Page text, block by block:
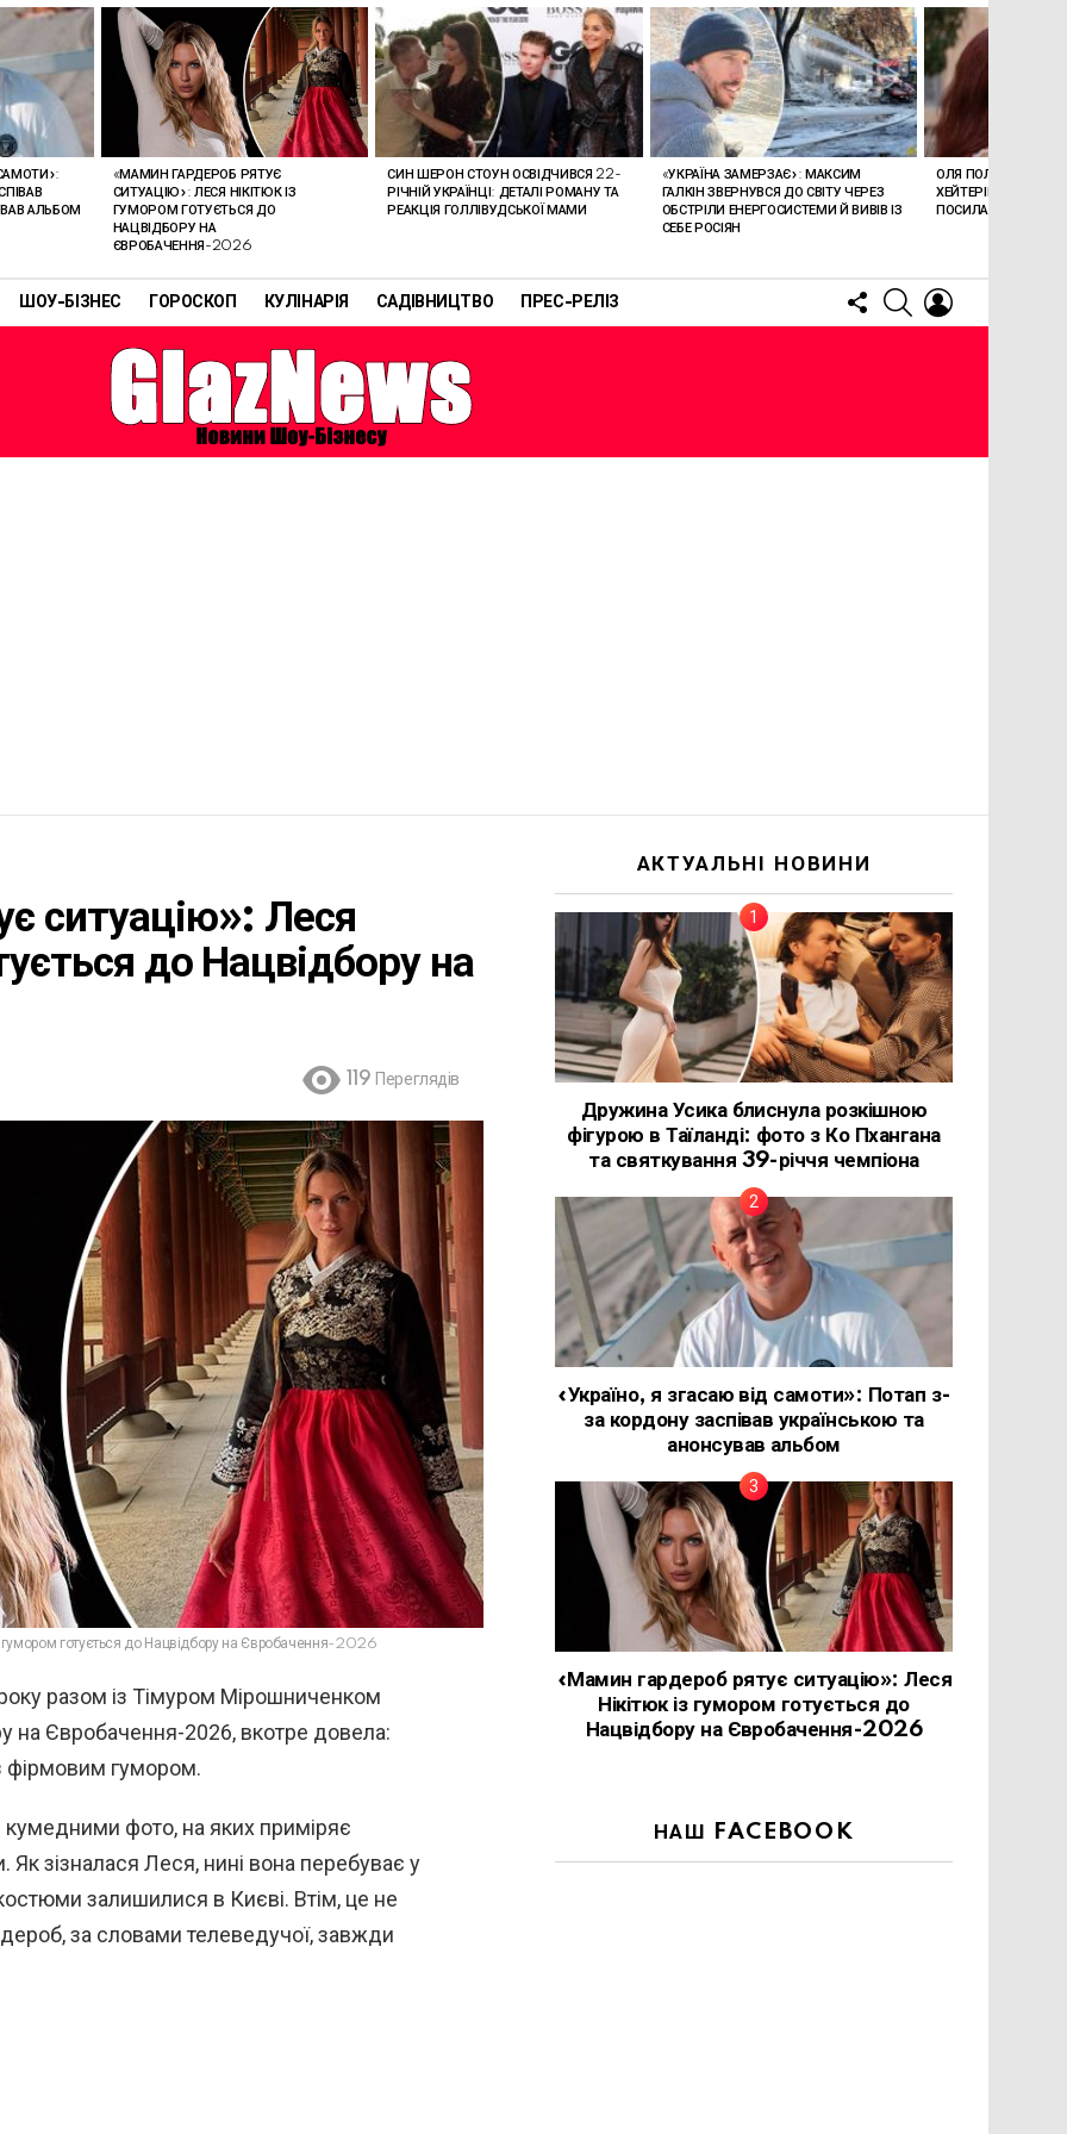
ШОУ-БІЗНЕС ГОРОСКОП КУЛІНАРІЯ САДІВНИЦТВО ПРЕС-РЕЛІЗ
FOLLOW
US
SEARCH
АЛЬБОМ
«МАМИН ГАРДЕРОБ РЯТУЄ
СИТУАЦІЮ»: ЛЕСЯ НІКІТЮК ІЗ
ГУМОРОМ ГОТУЄТЬСЯ ДО
НАЦВІДБОРУ НА
ЄВРОБАЧЕННЯ-2026
СИН ШЕРОН СТОУН ОСВІДЧИВСЯ 22-
РІЧНІЙ УКРАЇНЦІ: ДЕТАЛІ РОМАНУ ТА
РЕАКЦІЯ ГОЛЛІВУДСЬКОЇ МАМИ
«УКРАЇНА ЗАМЕРЗАЄ»: МАКСИМ
ГАЛКІН ЗВЕРНУВСЯ ДО СВІТУ ЧЕРЕЗ
ОБСТРІЛИ ЕНЕРГОСИСТЕМИ Й ВИВІВ ІЗ
СЕБЕ РОСІЯН
ОЛЯ ПОЛЯКОВА
ХЕЙТЕРІВ ДОЧКИ:
ПОСИЛАЮ НА ТЕБЕ
ситуацію»: Леся
до Нацвідбору на
119 Переглядів
гумором готується до Нацвідбору на Євробачення-2026
разом із Тімуром Мірошниченком
на Євробачення-2026, вкотре довела:
фірмовим гумором.
фото, на яких приміряє
зізналася Леся, нині вона перебуває у
залишилися в Києві. Втім, це не
за словами телеведучої, завжди
АКТУАЛЬНІ НОВИНИ
Дружина Усика блиснула розкішною
фігурою в Таїланді: фото з Ко Пхангана
та святкування 39-річчя чемпіона
«Україно, я згасаю від самоти»: Потап з-
за кордону заспівав українською та
анонсував альбом
«Мамин гардероб рятує ситуацію»: Леся
Нікітюк із гумором готується до
Нацвідбору на Євробачення-2026
НАШ FACEBOOK